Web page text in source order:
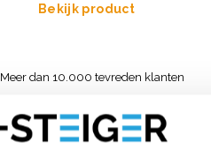
Bekijk product
Meer dan 10.000 tevreden klanten